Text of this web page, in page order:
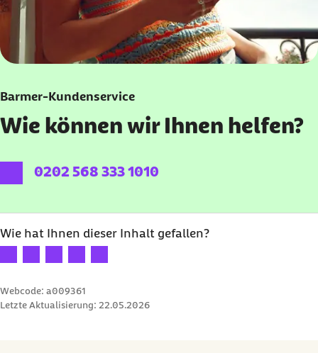
Barmer-Kundenservice
Wie können wir Ihnen helfen?
externer Link:
0202 568 333 1010
Wie hat Ihnen dieser Inhalt gefallen?
Ihre Bewertung: 1 Stern
Ihre Bewertung: 2 Sterne
Ihre Bewertung: 3 Sterne
Ihre Bewertung: 4 Sterne
Ihre Bewertung: 5 Sterne
Webcode: a009361
Letzte Aktualisierung: 22.05.2026